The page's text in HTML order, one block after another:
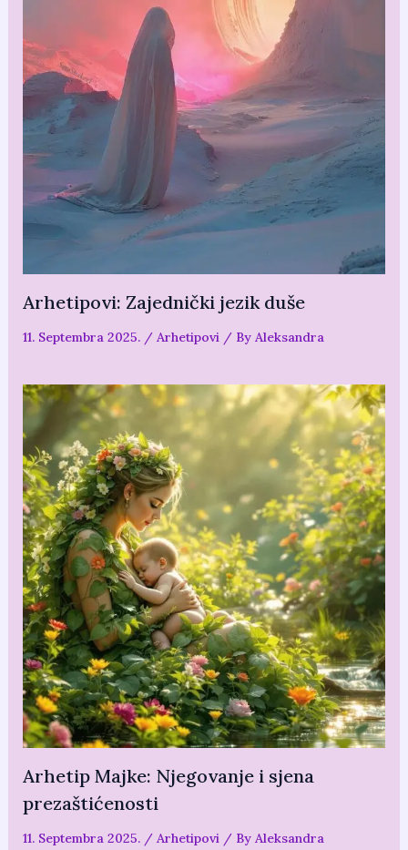
Arhetipovi: Zajednički jezik duše
11. Septembra 2025. / Arhetipovi/ By Aleksandra
Arhetip Majke: Njegovanje i sjena
prezaštićenosti
11. Septembra 2025. / Arhetipovi/ By Aleksandra